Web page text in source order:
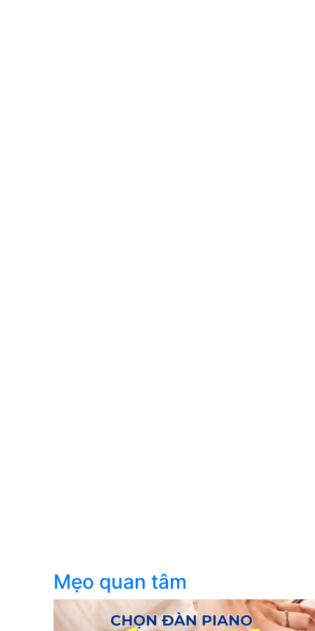
Mẹo quan tâm